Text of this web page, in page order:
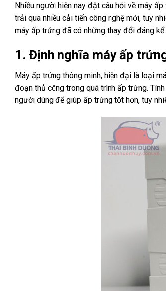
Nhiều người hiện nay đặt câu hỏi về máy
trải qua nhiều cải tiến công nghệ mới, tuy
máy ấp trứng đã có những thay đổi đáng
1. Định nghĩa máy ấp
Máy ấp trứng thông minh, hiện đại là loại
đoạn thủ công trong quá trình ấp trứng.
người dùng để giúp ấp trứng tốt hơn, tuy